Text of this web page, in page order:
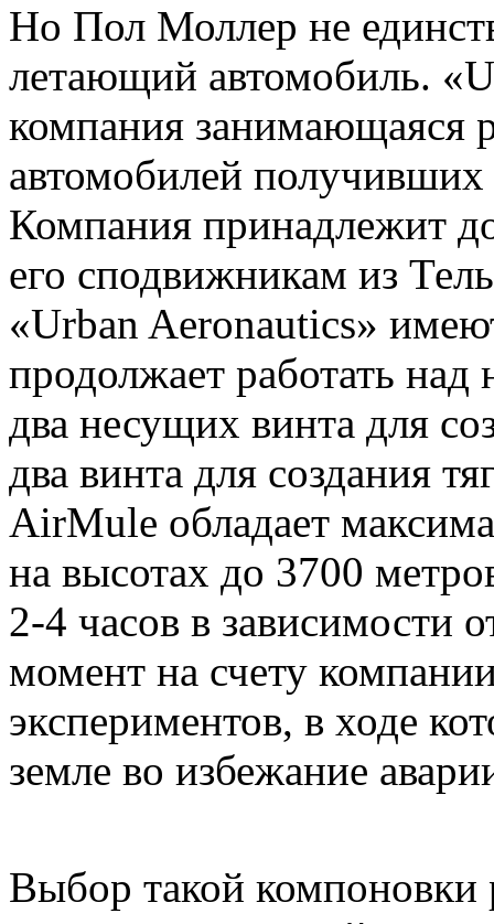
Но Пол Моллер не
летающий автомобиль.
компания занимающаяся
автомобилей
Компания принадлежит
его сподвижникам из
«Urban Aeronautics»
продолжает работать
два несущих винта для
два винта для создания
AirMule обладает
на высотах до 3700
2-4 часов в зависимости
момент на счету
экспериментов, в ходе
земле во избежание
Выбор такой